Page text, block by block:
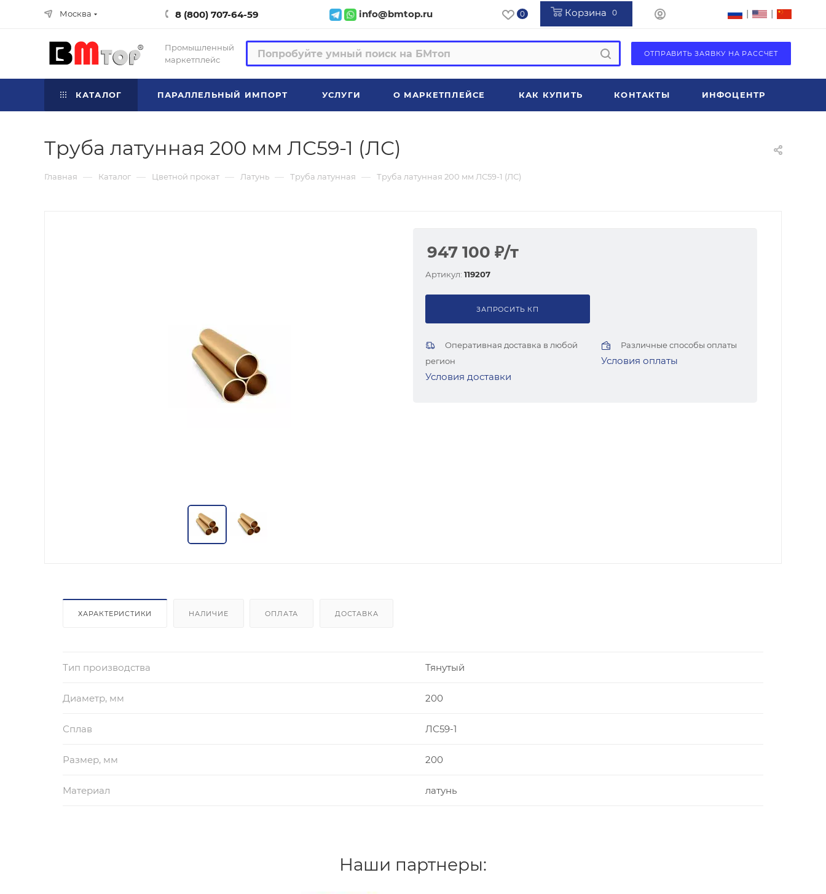
Москва 8 (800) 707-64-59 info@bmtop.ru 0 Корзина 0 | |
Промышленный
маркетплейс
ОТПРАВИТЬ ЗАЯВКУ НА РАССЧЕТ
КАТАЛОГ ПАРАЛЛЕЛЬНЫЙ ИМПОРТ УСЛУГИ О МАРКЕТПЛЕЙСЕ КАК КУПИТЬ КОНТАКТЫ ИНФОЦЕНТР
Труба латунная 200 мм ЛС59-1 (ЛС)
Главная — Каталог — Цветной прокат — Латунь — Труба латунная — Труба латунная 200 мм ЛС59-1 (ЛС)
947 100 ₽/т
Артикул: 119207
ЗАПРОСИТЬ КП
Оперативная доставка в любой
регион
Условия доставки
Различные способы оплаты
Условия оплаты
ХАРАКТЕРИСТИКИ НАЛИЧИЕ ОПЛАТА ДОСТАВКА
Тип производства Тянутый
Диаметр, мм 200
Сплав ЛС59-1
Размер, мм 200
Материал латунь
Наши партнеры: